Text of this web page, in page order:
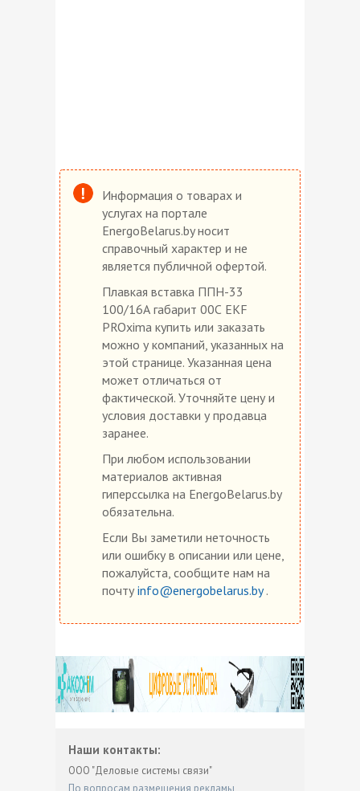
Информация о товарах и
услугах на портале
EnergoBelarus.by носит
справочный характер и не
является публичной офертой.
Плавкая вставка ППН-33
100/16А габарит 00С EKF
PROxima купить или заказать
можно у компаний, указанных на
этой странице. Указанная цена
может отличаться от
фактической. Уточняйте цену и
условия доставки у продавца
заранее.
При любом использовании
материалов активная
гиперссылка на EnergoBelarus.by
обязательна.
Если Вы заметили неточность
или ошибку в описании или цене,
пожалуйста, сообщите нам на
почту info@energobelarus.by.
Наши контакты:
ООО "Деловые системы связи"
По вопросам размещения рекламы